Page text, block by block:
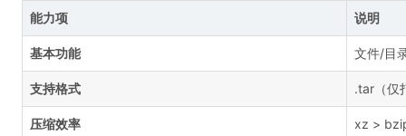
能力项 说明
基本功能 文件/目
支持格式 .tar（仅
压缩效率 xz >